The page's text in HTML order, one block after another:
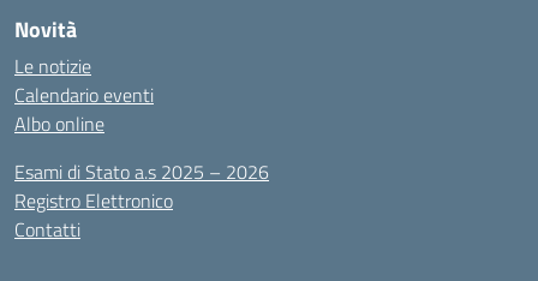
Novità
Le notizie
Calendario eventi
Albo online
Esami di Stato a.s 2025 – 2026
Registro Elettronico
Contatti